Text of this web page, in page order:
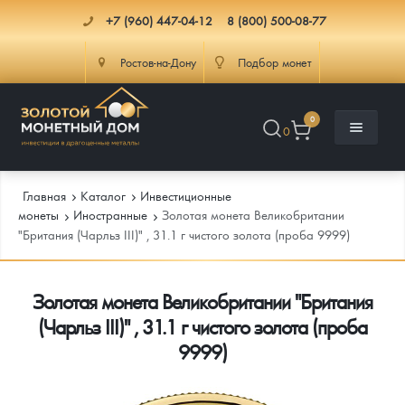
+7 (960) 447-04-12 8 (800) 500-08-77
Ростов-на-Дону Подбор монет
0
0
Каталог
Каталог Монет
Инвестиционные монеты
Инфо
Как сделать заказ
Доставка
Главная Каталог
Инвестиционные
монеты
Иностранные
Золотая монета Великобритании
"Британия (Чарльз III)" , 31.1 г чистого золота (проба 9999)
Золотая монета Великобритании "Британия
(Чарльз III)" , 31.1 г чистого золота (проба
9999)